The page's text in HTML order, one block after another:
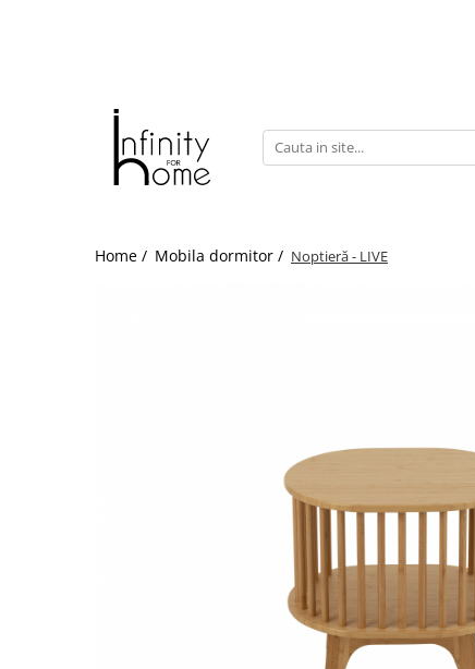
Biblioteci și rafturi
Covoare livingHome / Mobila dormitor / Noptieră - LIVE